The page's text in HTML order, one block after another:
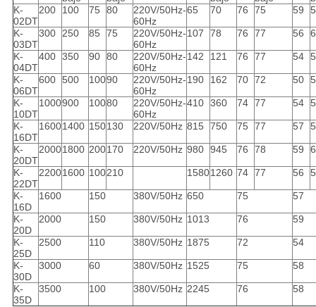
K-
02DT
200 100 75 80
220V/50Hz-
60Hz
65 70 76 75 59
K-
03DT
300 250 85 75
220V/50Hz-
60Hz
107 78 76 77 56
K-
04DT
400 350 90 80
220V/50Hz-
60Hz
142 121 76 77 54
K-
06DT
600 500 10090
220V/50Hz-
60Hz
190 162 70 72 50
K-
10DT
1000900 10080
220V/50Hz-
60Hz
410 360 74 77 54
K-
16DT
16001400 150130 220V/50Hz 815 750 75 77 57
K-
20DT
20001800 200170 220V/50Hz 980 945 76 78 59
K-
22DT
22001600 100210 15801260 74 77 56
K-
16D
1600 150 380V/50Hz 650 75 57
K-
20D
2000 150 380V/50Hz 1013 76 59
K-
25D
2500 110 380V/50Hz 1875 72 54
K-
30D
3000 60 380V/50Hz 1525 75 58
K-
35D
3500 100 380V/50Hz 2245 76 58